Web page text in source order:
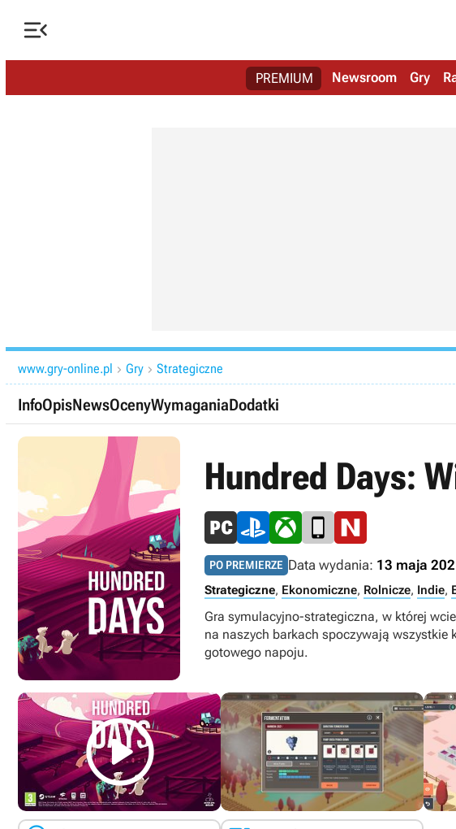

PREMIUM Newsroom Gry
www.gry-online.pl  Gry  Strategiczne
InfoOpisNewsOcenyWymaganiaDodatki
Hundred Days:
PO PREMIERZE Data wydania: 13 maja
Strategiczne, Ekonomiczne, Rolnicze, Indie,
Gra symulacyjno-strategiczna, w której
na naszych barkach spoczywają
gotowego napoju.
